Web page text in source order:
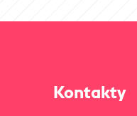
Kontakty